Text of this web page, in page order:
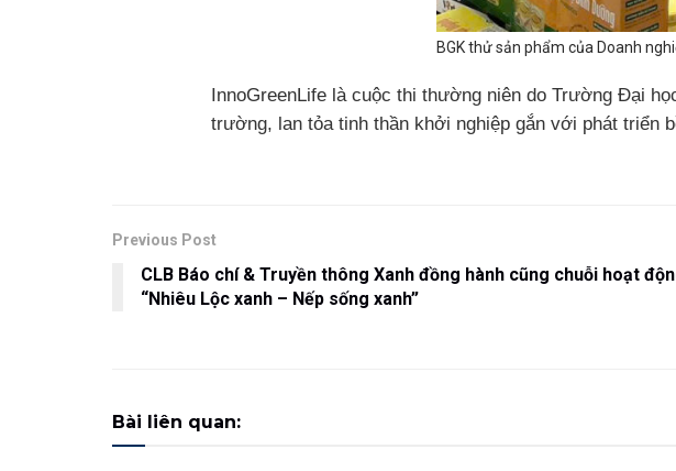
BGK thử sản phẩm của Doanh
InnoGreenLife là cuộc thi thường niên do Trường Đại
trường, lan tỏa tinh thần khởi nghiệp gắn với phát triển
Previous Post
CLB Báo chí & Truyền thông Xanh đồng hành cũng chuỗi hoạt
“Nhiêu Lộc xanh – Nếp sống xanh”
Bài liên quan: